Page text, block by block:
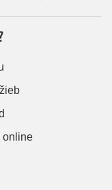
online